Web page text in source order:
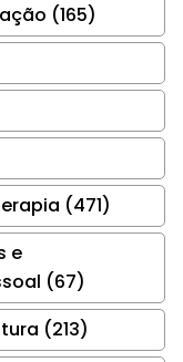
(165)
(471)
e
(67)
(213)